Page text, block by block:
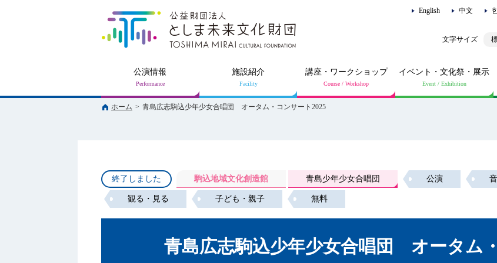
English 中文
公演情報 施設紹介 講座・ワークショップ イベント・文化祭・展示
ホーム > 青島広志駒込少年少女合唱団 オータム・コンサート2025
終了しました 駒込地域文化創造館 青島少年少女合唱団 公演
観る・見る 子ども・親子 無料
青島広志駒込少年少女合唱団 オータム